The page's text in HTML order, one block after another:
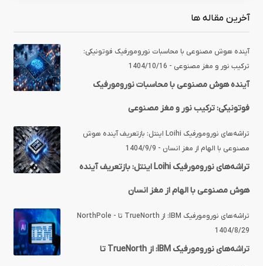
آخرین مقاله ها
آینده‌ هوش مصنوعی با محاسبات نورومورفیک فوتونیکی:
ترکیب نور و مغز مصنوعی - 1404/10/16
آینده‌ هوش مصنوعی با محاسبات نورومورفیک
فوتونیکی: ترکیب نور و مغز مصنوعی
تراشه‌های نورومورفیک Loihi اینتل: بازتعریف آینده هوش
مصنوعی با الهام از مغز انسان - 1404/9/9
تراشه‌های نورومورفیک Loihi اینتل: بازتعریف آینده
هوش مصنوعی با الهام از مغز انسان
تراشه‌های نورومورفیک IBM: از TrueNorth تا NorthPole -
1404/8/29
تراشه‌های نورومورفیک IBM: از TrueNorth تا